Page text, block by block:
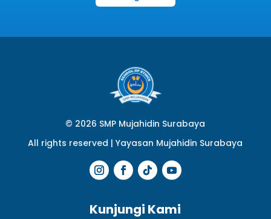
© 2026 SMP Mujahidin Surabaya
All rights reserved |Yayasan Mujahidin Surabaya
Kunjungi Kami